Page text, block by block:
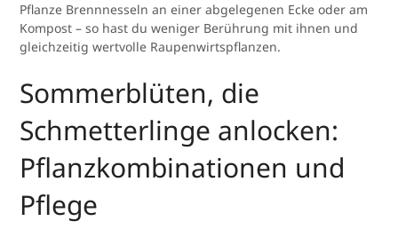
Pflanze Brennnesseln an einer abgelegenen Ecke oder am
Kompost – so hast du weniger Berührung mit ihnen und
gleichzeitig wertvolle Raupenwirtspflanzen.
Sommerblüten, die
Schmetterlinge anlocken:
Pflanzkombinationen und
Pflege